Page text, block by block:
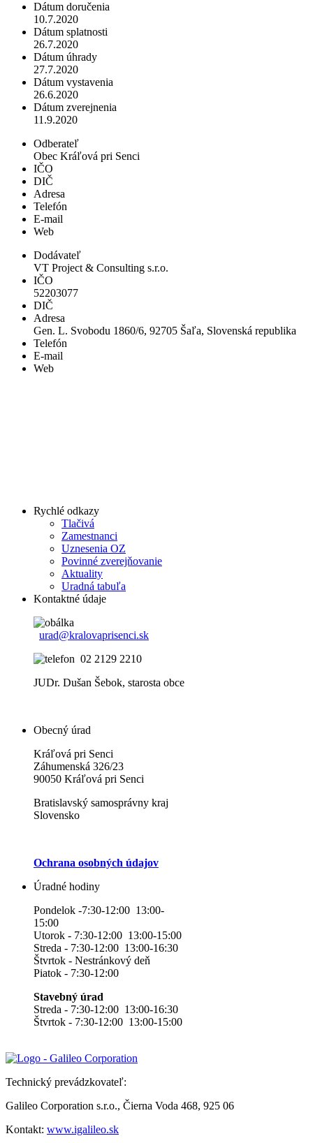
Dátum doručenia
10.7.2020
Dátum splatnosti
26.7.2020
Dátum úhrady
27.7.2020
Dátum vystavenia
26.6.2020
Dátum zverejnenia
11.9.2020
Odberateľ
Obec Kráľová pri Senci
IČO
DIČ
Adresa
Telefón
E-mail
Web
Dodávateľ
VT Project & Consulting s.r.o.
IČO
52203077
DIČ
Adresa
Gen. L. Svobodu 1860/6, 92705 Šaľa, Slovenská republika
Telefón
E-mail
Web
Rychlé odkazy
Tlačivá
Zamestnanci
Uznesenia OZ
Povinné zverejňovanie
Aktuality
Uradná tabuľa
Kontaktné údaje
urad@kralovaprisenci.sk
02 2129 2210
JUDr. Dušan Šebok, starosta obce
Obecný úrad
Kráľová pri Senci
Záhumenská 326/23
90050 Kráľová pri Senci
Bratislavský samosprávny kraj
Slovensko
Ochrana osobných údajov
Úradné hodiny
Pondelok -7:30-12:00 13:00-
15:00
Utorok - 7:30-12:00 13:00-15:00
Streda - 7:30-12:00 13:00-16:30
Štvrtok - Nestránkový deň
Piatok - 7:30-12:00
Stavebný úrad
Streda - 7:30-12:00 13:00-16:30
Štvrtok - 7:30-12:00 13:00-15:00
Technický prevádzkovateľ:
Galileo Corporation s.r.o., Čierna Voda 468, 925 06
Kontakt: www.igalileo.sk